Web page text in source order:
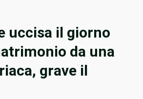
uccisa il giorno
da una
grave il